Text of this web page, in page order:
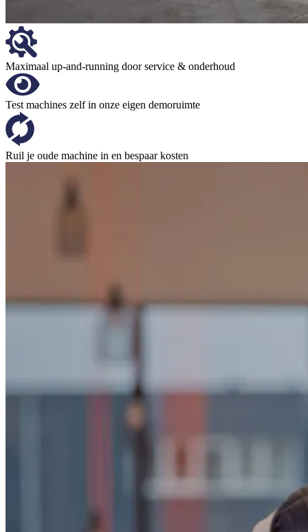
Maximaal up-and-running door service & onderhoud
Test machines zelf in onze eigen demoruimte
Ruil je oude machine in en bespaar kosten